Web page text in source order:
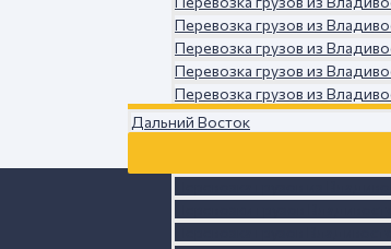
Перевозка грузов из
Перевозка грузов из
Перевозка грузов из
Перевозка грузов из
Дальний Восток